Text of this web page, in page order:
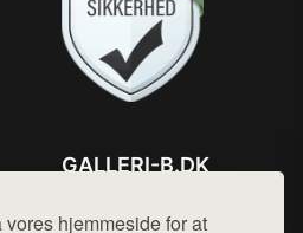
hjemmeside for at
GALLERI-B.DK